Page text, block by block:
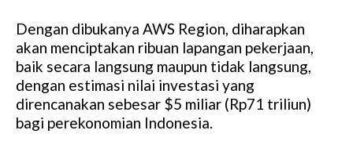
Dengan dibukanya AWS Region, diharapkan
akan menciptakan ribuan lapangan pekerjaan,
baik secara langsung maupun tidak langsung,
dengan estimasi nilai investasi yang
direncanakan sebesar $5 miliar (Rp71 triliun)
bagi perekonomian Indonesia.